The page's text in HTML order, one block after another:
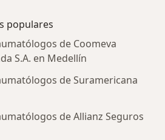
populares
de Coomeva
S.A. en Medellín
de Suramericana
de Allianz Seguros